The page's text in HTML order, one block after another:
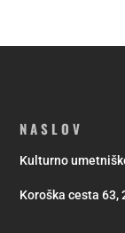
NASLOV
Kulturno
Koroška cesta 63,